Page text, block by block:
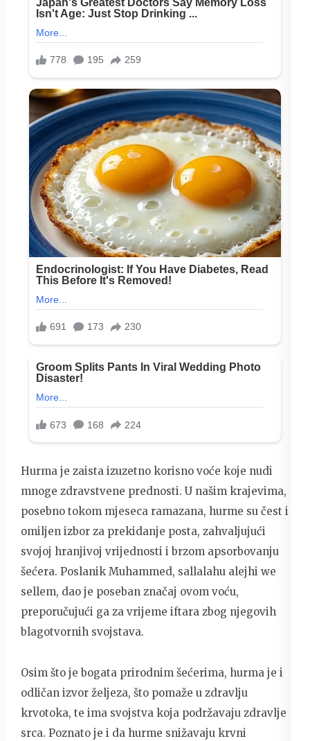
Hurma je zaista izuzetno korisno voće koje nudi
mnoge zdravstvene prednosti. U našim krajevima,
posebno tokom mjeseca ramazana, hurme su čest i
omiljen izbor za prekidanje posta, zahvaljujući
svojoj hranjivoj vrijednosti i brzom apsorbovanju
šećera. Poslanik Muhammed, sallalahu alejhi we
sellem, dao je poseban značaj ovom voću,
preporučujući ga za vrijeme iftara zbog njegovih
blagotvornih svojstava.
Osim što je bogata prirodnim šećerima, hurma je i
odličan izvor željeza, što pomaže u zdravlju
krvotoka, te ima svojstva koja podržavaju zdravlje
srca. Poznato je i da hurme snižavaju krvni